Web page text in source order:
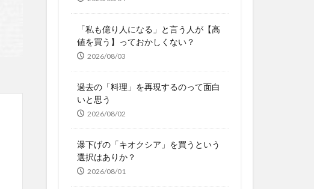
「私も億り人になる」と言う人が【高
値を買う】っておかしくない？
2026/08/03
過去の「料理」を再現するのって面白
いと思う
2026/08/02
瀑下げの「キオクシア」を買うという
選択はありか？
2026/08/01